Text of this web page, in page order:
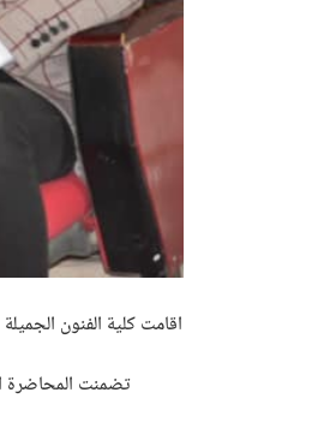
اقامت كلية الفنون
تضمنت المحاضرة